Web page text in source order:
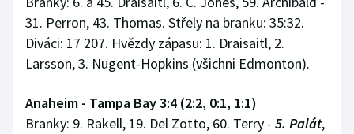
31. Perron, 43. Thomas. Střely na branku: 35:32.
Diváci: 17 207. Hvězdy zápasu: 1. Draisaitl, 2.
Larsson, 3. Nugent-Hopkins (všichni Edmonton).
Anaheim - Tampa Bay 3:4 (2:2, 0:1, 1:1)
Branky: 9. Rakell, 19. Del Zotto, 60. Terry - 5. Palát,